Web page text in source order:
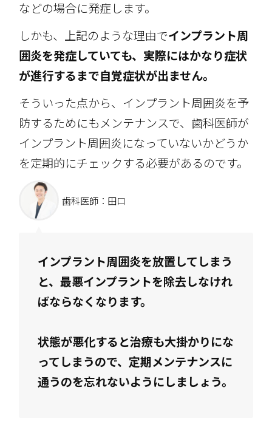
などの場合に発症します。
しかも、上記のような理由でインプラント周
囲炎を発症していても、実際にはかなり症状
が進行するまで自覚症状が出ません。
そういった点から、インプラント周囲炎を予
防するためにもメンテナンスで、歯科医師が
インプラント周囲炎になっていないかどうか
を定期的にチェックする必要があるのです。
歯科医師：田口
インプラント周囲炎を放置してしまう
と、最悪インプラントを除去しなけれ
ばならなくなります。
状態が悪化すると治療も大掛かりにな
ってしまうので、定期メンテナンスに
通うのを忘れないようにしましょう。